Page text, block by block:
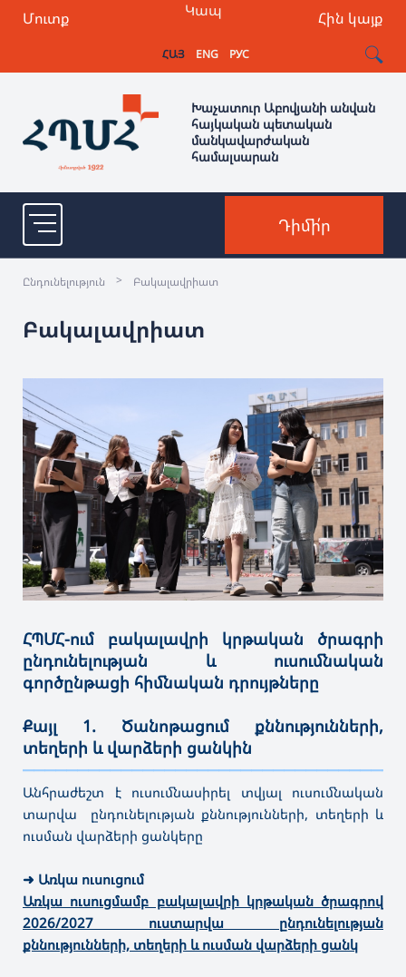
Մուտք Հին կայք
Կապ
ՀԱՅ ENG РУС
Խաչատուր Աբովյանի անվան
հայկական պետական
մանկավարժական
համալսարան
Դիմի՛ր
Ընդունելություն > Բակալավրիատ
Բակալավրիատ
ՀՊՄՀ-ում բակալավրի կրթական ծրագրի
ընդունելության և ուսումնական
գործընթացի հիմնական դրույթները
Քայլ 1. Ծանոթացում քննությունների,
տեղերի և վարձերի ցանկին
Անհրաժեշտ է ուսումնասիրել տվյալ ուսումնական
տարվա ընդունելության քննությունների, տեղերի և
ուսման վարձերի ցանկերը
➜ Առկա ուսուցում
Առկա ուսուցմամբ բակալավրի կրթական ծրագրով
2026/2027 ուստարվա ընդունելության
քննությունների, տեղերի և ուսման վարձերի ցանկ